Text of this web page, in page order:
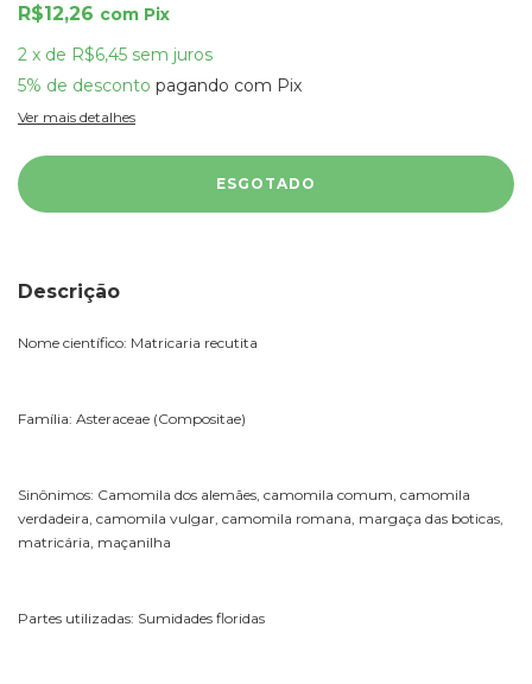
R$12,26 com Pix
2 x de R$6,45 sem juros
5% de desconto pagando com Pix
Ver mais detalhes
Descrição
Nome científico: Matricaria recutita
Família: Asteraceae (Compositae)
Sinônimos: Camomila dos alemães, camomila comum, camomila
verdadeira, camomila vulgar, camomila romana, margaça das boticas,
matricária, maçanilha
Partes utilizadas: Sumidades floridas